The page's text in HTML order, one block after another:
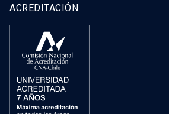
ACREDITACIÓN